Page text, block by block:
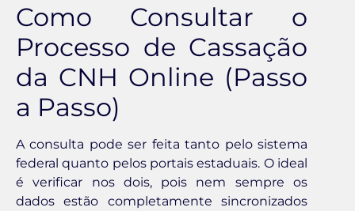
Como Consultar o
Processo de Cassação
da CNH Online (Passo
a Passo)
A consulta pode ser feita tanto pelo sistema
federal quanto pelos portais estaduais. O ideal
é verificar nos dois, pois nem sempre os
dados estão completamente sincronizados